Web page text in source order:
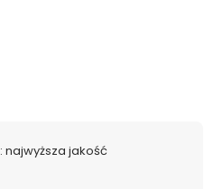
: najwyższa jakość